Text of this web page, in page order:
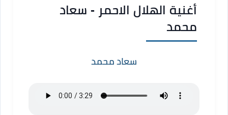
أغنية الهلال الاحمر - سعاد
محمد
سعاد محمد